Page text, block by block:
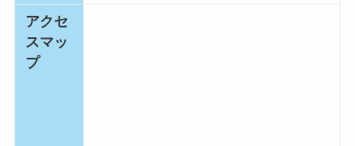
アクセ
スマッ
プ